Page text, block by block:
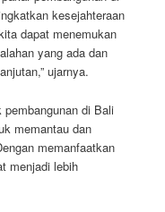
kesejahteraan
dapat menemukan
yang ada dan
ujarnya.
di Bali
memantau dan
memanfaatkan
menjadi lebih